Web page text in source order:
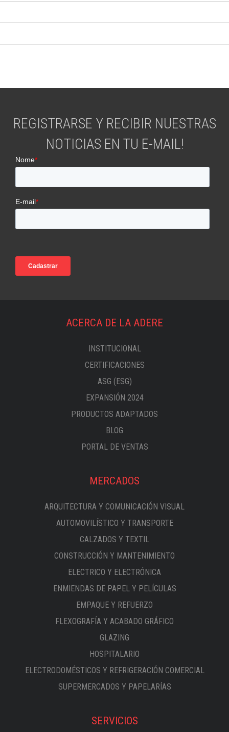
REGISTRARSE Y RECIBIR NUESTRAS
NOTICIAS EN TU E-MAIL!
ACERCA DE LA ADERE
INSTITUCIONAL
CERTIFICACIONES
ASG (ESG)
EXPANSIÓN 2024
PRODUCTOS ADAPTADOS
BLOG
PORTAL DE VENTAS
MERCADOS
ARQUITECTURA Y COMUNICACIÓN VISUAL
AUTOMOVILÍSTICO Y TRANSPORTE
CALZADOS Y TEXTIL
CONSTRUCCIÓN Y MANTENIMIENTO
ELECTRICO Y ELECTRÓNICA
ENMIENDAS DE PAPEL Y PELÍCULAS
EMPAQUE Y REFUERZO
FLEXOGRAFÍA Y ACABADO GRÁFICO
GLAZING
HOSPITALARIO
ELECTRODOMÉSTICOS Y REFRIGERACIÓN COMERCIAL
SUPERMERCADOS Y PAPELARÍAS
SERVICIOS